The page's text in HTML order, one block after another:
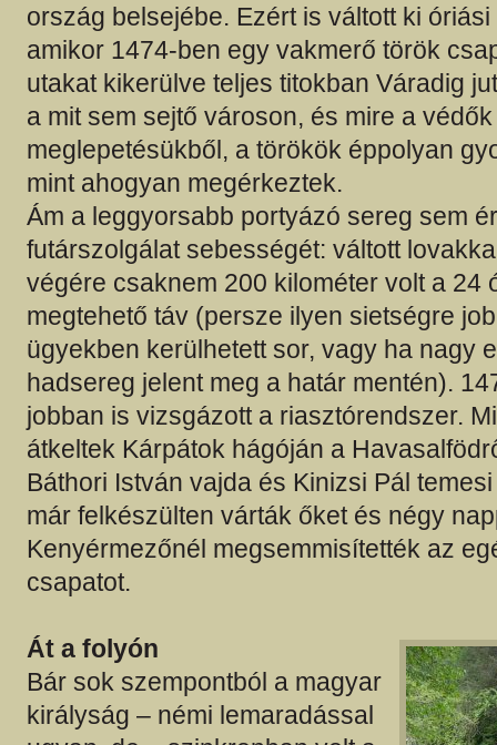
ország belsejébe. Ezért is váltott ki
amikor 1474-ben egy vakmerő török
utakat kikerülve teljes titokban Váradig
a mit sem sejtő városon, és mire a
meglepetésükből, a törökök éppolyan
mint ahogyan megérkeztek.
Ám a leggyorsabb portyázó sereg sem
futárszolgálat sebességét: váltott
végére csaknem 200 kilométer volt a 24
megtehető táv (persze ilyen sietségre
ügyekben kerülhetett sor, vagy ha nagy
hadsereg jelent meg a határ mentén).
jobban is vizsgázott a riasztórendszer.
átkeltek Kárpátok hágóján a
Báthori István vajda és Kinizsi Pál
már felkészülten várták őket és négy
Kenyérmezőnél megsemmisítették az
csapatot.
Át a folyón
Bár sok szempontból a magyar
királyság – némi lemaradással